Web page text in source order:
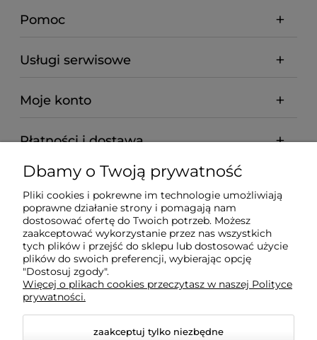
Pomoc
Usługi serwisowe
Moje konto
Płatności i dostawa
Informacje
O nas
Wyposażenie Gastronomii - Projekty Technologiczne -
Sklep Gastronomiczny - Serwis Sprzętu
Gastronomicznego | Gdańsk - Trójmiasto - Pomorskie
Dbamy o Twoją prywatność
Pliki cookies i pokrewne im technologie umożliwiają
poprawne działanie strony i pomagają nam
dostosować ofertę do Twoich potrzeb. Możesz
zaakceptować wykorzystanie przez nas wszystkich
tych plików i przejść do sklepu lub dostosować użycie
plików do swoich preferencji, wybierając opcję
"Dostosuj zgody".
Więcej o plikach cookies przeczytasz w naszej Polityce
prywatności.
zaakceptuj tylko niezbędne